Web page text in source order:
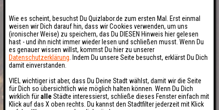
Wie es scheint, besuchst Du Quizlabor.de zum ersten Mal. Erst einmal
weisen wir Dich darauf hin, dass wir Cookies verwenden, um uns
(ironischer Weise) zu speichern, das Du DIESEN Hinweis hier gelesen
hast - und ihn nicht immer wieder lesen und schließen musst. Wenn Du
es genauer wissen willst, kommst Du hier zu unserer
Datenschutzerklärung . Indem Du unsere Seite besuchst, erklärst Du Dich
damit einverstanden.
VIEL wichtiger ist aber, dass Du Deine Stadt wählst, damit wir die Seite
für Dich so übersichtlich wie möglich halten können. Wenn Du Dich
wirklich füralle Städte interessierst, schließe dieses Fenster einfach mit
Klick auf das X oben rechts. Du kannst den Stadtfilter jederzeit mit Klick